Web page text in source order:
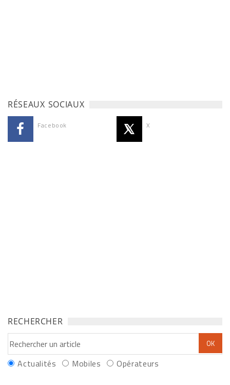
RÉSEAUX SOCIAUX
Facebook X
RECHERCHER
Actualités Mobiles Opérateurs